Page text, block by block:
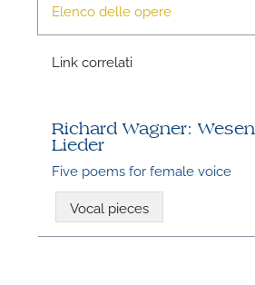
Elenco delle opere
Link correlati
Richard Wagner:
Lieder
Five poems for female voice
Vocal pieces